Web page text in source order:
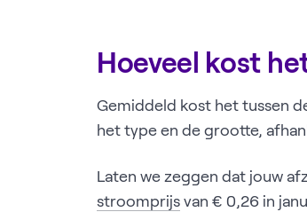
Hoeveel kost
Gemiddeld kost het tussen
het type en de grootte,
Laten we zeggen dat jouw
stroomprijs van € 0,26 in